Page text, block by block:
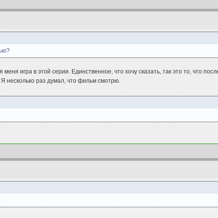
игра в этой серии. Единственное, что хочу сказать, так это то, что
несколько раз думал, что фильм смотрю.